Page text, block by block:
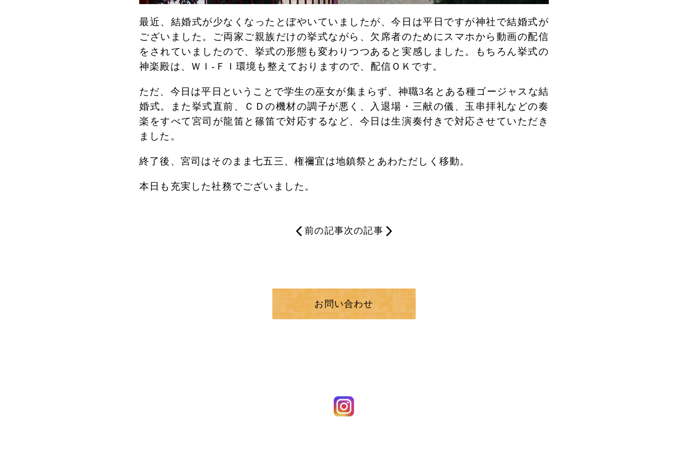
最近、結婚式が少なくなったとぼやいていましたが、今日は平日ですが神社で結婚式が
ございました。ご両家ご親族だけの挙式ながら、欠席者のためにスマホから動画の配信
をされていましたので、挙式の形態も変わりつつあると実感しました。もちろん挙式の
神楽殿は、ＷＩ-ＦＩ環境も整えておりますので、配信ＯＫです。
ただ、今日は平日ということで学生の巫女が集まらず、神職3名とある種ゴージャスな結
婚式。また挙式直前、ＣＤの機材の調子が悪く、入退場・三献の儀、玉串拝礼などの奏
楽をすべて宮司が龍笛と篠笛で対応するなど、今日は生演奏付きで対応させていただき
ました。
終了後、宮司はそのまま七五三、権禰宜は地鎮祭とあわただしく移動。
本日も充実した社務でございました。
前の記事次の記事
お問い合わせ